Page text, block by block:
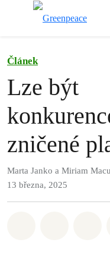
Článek
Lze být
zničené
Marta Janko a Miriam
13 března, 2025